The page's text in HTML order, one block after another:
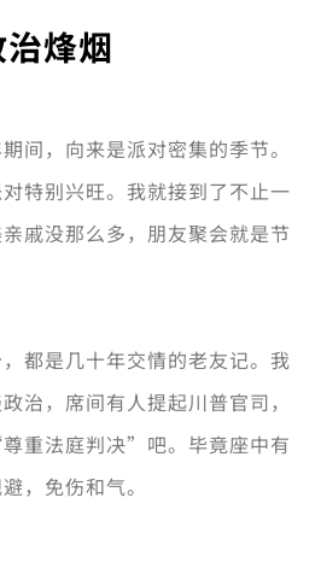
烽烟
间，向来是派对密集的季节。
特别兴旺。我就接到了不止一
戚没那么多，朋友聚会就是节
都是几十年交情的老友记。我
治，席间有人提起川普官司，
重法庭判决”吧。毕竟座中有
，免伤和气。